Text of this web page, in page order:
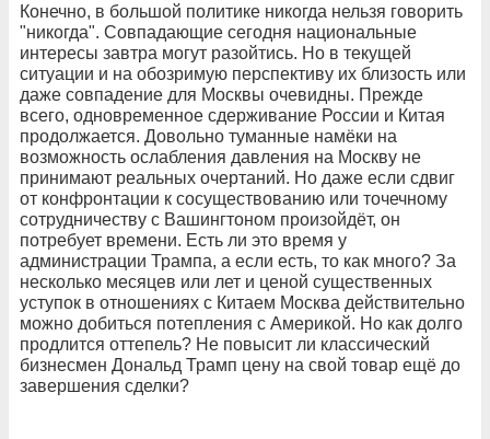
Конечно, в большой политике никогда нельзя говорить
"никогда". Совпадающие сегодня национальные
интересы завтра могут разойтись. Но в текущей
ситуации и на обозримую перспективу их близость или
даже совпадение для Москвы очевидны. Прежде
всего, одновременное сдерживание России и Китая
продолжается. Довольно туманные намёки на
возможность ослабления давления на Москву не
принимают реальных очертаний. Но даже если сдвиг
от конфронтации к сосуществованию или точечному
сотрудничеству с Вашингтоном произойдёт, он
потребует времени. Есть ли это время у
администрации Трампа, а если есть, то как много? За
несколько месяцев или лет и ценой существенных
уступок в отношениях с Китаем Москва действительно
можно добиться потепления с Америкой. Но как долго
продлится оттепель? Не повысит ли классический
бизнесмен Дональд Трамп цену на свой товар ещё до
завершения сделки?